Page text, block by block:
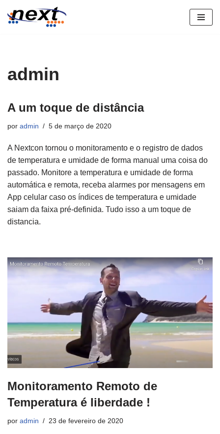
admin
A um toque de distância
por admin 5 de março de 2020
A Nextcon tornou o monitoramento e o registro de dados
de temperatura e umidade de forma manual uma coisa do
passado. Monitore a temperatura e umidade de forma
automática e remota, receba alarmes por mensagens em
App celular caso os índices de temperatura e umidade
saiam da faixa pré-definida. Tudo isso a um toque de
distancia.
Monitoramento Remoto de
Temperatura é liberdade !
por admin 23 de fevereiro de 2020